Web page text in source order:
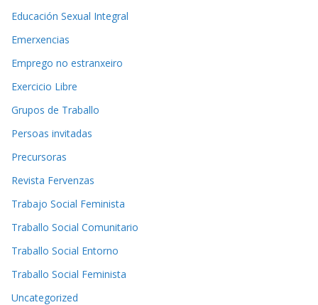
Educación Sexual Integral
Emerxencias
Emprego no estranxeiro
Exercicio Libre
Grupos de Traballo
Persoas invitadas
Precursoras
Revista Fervenzas
Trabajo Social Feminista
Traballo Social Comunitario
Traballo Social Entorno
Traballo Social Feminista
Uncategorized